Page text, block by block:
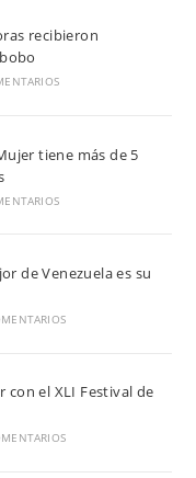
recibieron
tiene más de 5
de Venezuela es su
con el XLI Festival de